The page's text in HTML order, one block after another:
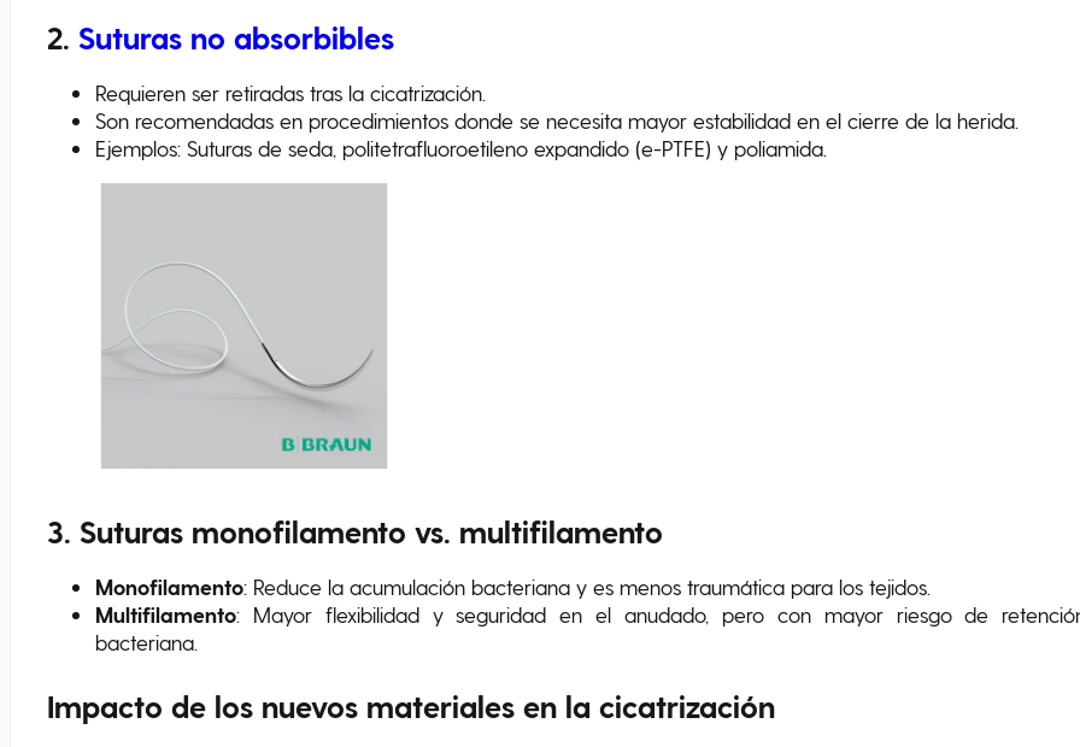
2. Suturas no absorbibles
Requieren ser retiradas tras la cicatrización.
Son recomendadas en procedimientos donde se necesita mayor estabilidad en el cierre de la herida.
Ejemplos: Suturas de seda, politetrafluoroetileno expandido (e-PTFE) y poliamida.
3. Suturas monofilamento vs. multifilamento
Monofilamento: Reduce la acumulación bacteriana y es menos traumática para los tejidos.
Multifilamento: Mayor flexibilidad y seguridad en el anudado, pero con mayor riesgo de
bacteriana.
Impacto de los nuevos materiales en la cicatrización